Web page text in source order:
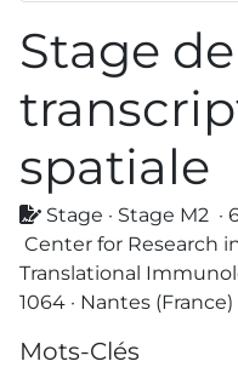
Stage
spatiale
Stage · Stage M2 ·
Center for Research
Translational
1064 · Nantes (France)
Mots-Clés